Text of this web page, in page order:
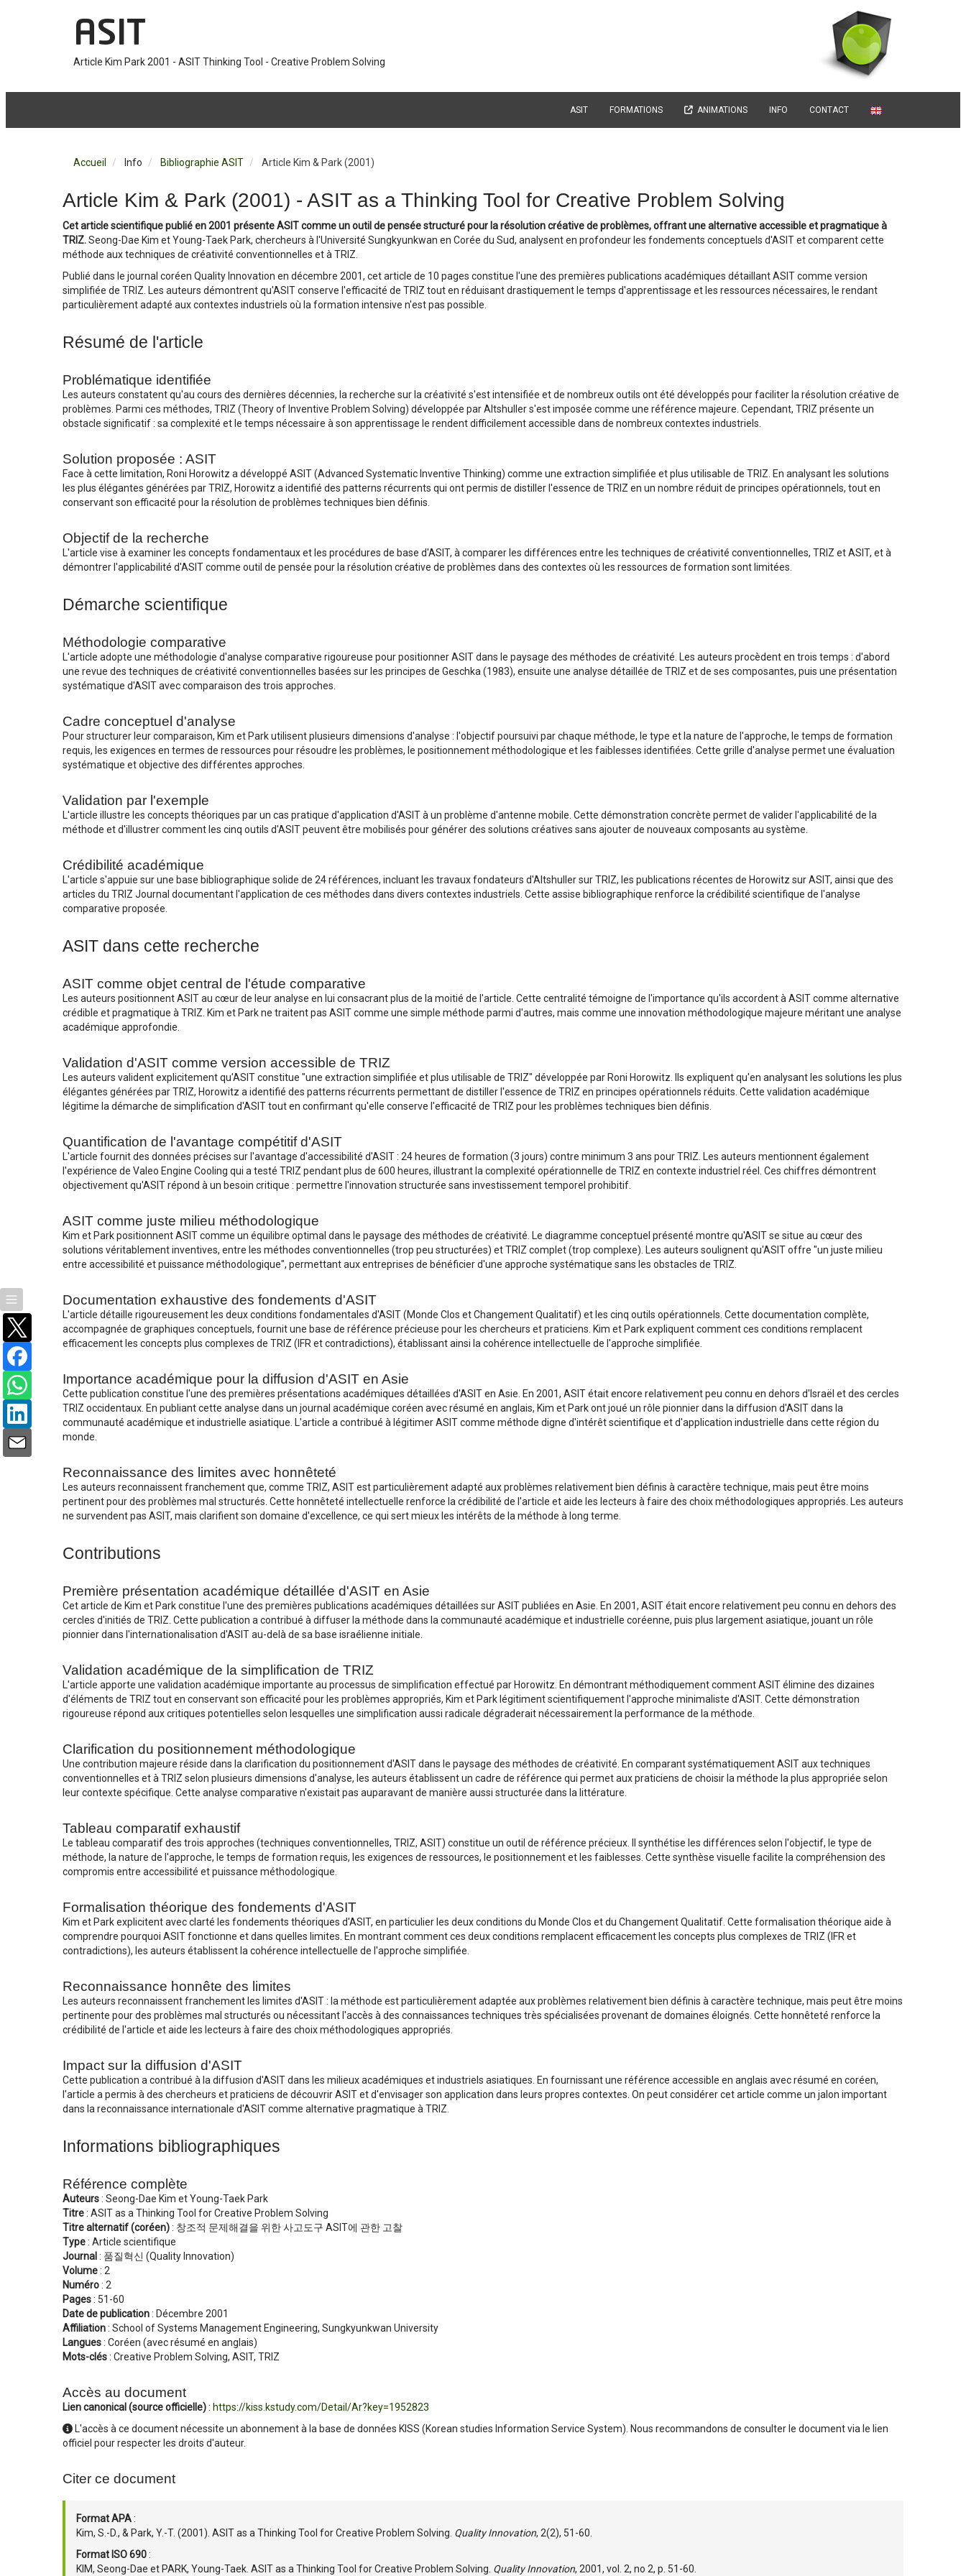
ASIT
Article Kim Park 2001 - ASIT Thinking Tool - Creative Problem Solving
ASIT FORMATIONS ANIMATIONS INFO CONTACT
Accueil Info Bibliographie ASIT Article Kim & Park (2001)
Article Kim & Park (2001) - ASIT as a Thinking Tool for Creative Problem Solving
Cet article scientifique publié en 2001 présente ASIT comme un outil de pensée structuré pour la résolution créative de problèmes, offrant une alternative accessible et pragmatique à
TRIZ.Seong-Dae Kim et Young-Taek Park, chercheurs à l'Université Sungkyunkwan en Corée du Sud, analysent en profondeur les fondements conceptuels d'ASIT et comparent cette
méthode aux techniques de créativité conventionnelles et à TRIZ.
Publié dans le journal coréen Quality Innovation en décembre 2001, cet article de 10 pages constitue l'une des premières publications académiques détaillant ASIT comme version
simplifiée de TRIZ. Les auteurs démontrent qu'ASIT conserve l'efficacité de TRIZ tout en réduisant drastiquement le temps d'apprentissage et les ressources nécessaires, le rendant
particulièrement adapté aux contextes industriels où la formation intensive n'est pas possible.
Résumé de l'article
Problématique identifiée
Les auteurs constatent qu'au cours des dernières décennies, la recherche sur la créativité s'est intensifiée et de nombreux outils ont été développés pour faciliter la résolution créative de
problèmes. Parmi ces méthodes, TRIZ (Theory of Inventive Problem Solving) développée par Altshuller s'est imposée comme une référence majeure. Cependant, TRIZ présente un
obstacle significatif : sa complexité et le temps nécessaire à son apprentissage le rendent difficilement accessible dans de nombreux contextes industriels.
Solution proposée : ASIT
Face à cette limitation, Roni Horowitz a développé ASIT (Advanced Systematic Inventive Thinking) comme une extraction simplifiée et plus utilisable de TRIZ. En analysant les solutions
les plus élégantes générées par TRIZ, Horowitz a identifié des patterns récurrents qui ont permis de distiller l'essence de TRIZ en un nombre réduit de principes opérationnels, tout en
conservant son efficacité pour la résolution de problèmes techniques bien définis.
Objectif de la recherche
L'article vise à examiner les concepts fondamentaux et les procédures de base d'ASIT, à comparer les différences entre les techniques de créativité conventionnelles, TRIZ et ASIT, et à
démontrer l'applicabilité d'ASIT comme outil de pensée pour la résolution créative de problèmes dans des contextes où les ressources de formation sont limitées.
Démarche scientifique
Méthodologie comparative
L'article adopte une méthodologie d'analyse comparative rigoureuse pour positionner ASIT dans le paysage des méthodes de créativité. Les auteurs procèdent en trois temps : d'abord
une revue des techniques de créativité conventionnelles basées sur les principes de Geschka (1983), ensuite une analyse détaillée de TRIZ et de ses composantes, puis une présentation
systématique d'ASIT avec comparaison des trois approches.
Cadre conceptuel d'analyse
Pour structurer leur comparaison, Kim et Park utilisent plusieurs dimensions d'analyse : l'objectif poursuivi par chaque méthode, le type et la nature de l'approche, le temps de formation
requis, les exigences en termes de ressources pour résoudre les problèmes, le positionnement méthodologique et les faiblesses identifiées. Cette grille d'analyse permet une évaluation
systématique et objective des différentes approches.
Validation par l'exemple
L'article illustre les concepts théoriques par un cas pratique d'application d'ASIT à un problème d'antenne mobile. Cette démonstration concrète permet de valider l'applicabilité de la
méthode et d'illustrer comment les cinq outils d'ASIT peuvent être mobilisés pour générer des solutions créatives sans ajouter de nouveaux composants au système.
Crédibilité académique
L'article s'appuie sur une base bibliographique solide de 24 références, incluant les travaux fondateurs d'Altshuller sur TRIZ, les publications récentes de Horowitz sur ASIT, ainsi que des
articles du TRIZ Journal documentant l'application de ces méthodes dans divers contextes industriels. Cette assise bibliographique renforce la crédibilité scientifique de l'analyse
comparative proposée.
ASIT dans cette recherche
ASIT comme objet central de l'étude comparative
Les auteurs positionnent ASIT au cœur de leur analyse en lui consacrant plus de la moitié de l'article. Cette centralité témoigne de l'importance qu'ils accordent à ASIT comme alternative
crédible et pragmatique à TRIZ. Kim et Park ne traitent pas ASIT comme une simple méthode parmi d'autres, mais comme une innovation méthodologique majeure méritant une analyse
académique approfondie.
Validation d'ASIT comme version accessible de TRIZ
Les auteurs valident explicitement qu'ASIT constitue "une extraction simplifiée et plus utilisable de TRIZ" développée par Roni Horowitz. Ils expliquent qu'en analysant les solutions les plus
élégantes générées par TRIZ, Horowitz a identifié des patterns récurrents permettant de distiller l'essence de TRIZ en principes opérationnels réduits. Cette validation académique
légitime la démarche de simplification d'ASIT tout en confirmant qu'elle conserve l'efficacité de TRIZ pour les problèmes techniques bien définis.
Quantification de l'avantage compétitif d'ASIT
L'article fournit des données précises sur l'avantage d'accessibilité d'ASIT : 24 heures de formation (3 jours) contre minimum 3 ans pour TRIZ. Les auteurs mentionnent également
l'expérience de Valeo Engine Cooling qui a testé TRIZ pendant plus de 600 heures, illustrant la complexité opérationnelle de TRIZ en contexte industriel réel. Ces chiffres démontrent
objectivement qu'ASIT répond à un besoin critique : permettre l'innovation structurée sans investissement temporel prohibitif.
ASIT comme juste milieu méthodologique
Kim et Park positionnent ASIT comme un équilibre optimal dans le paysage des méthodes de créativité. Le diagramme conceptuel présenté montre qu'ASIT se situe au cœur des
solutions véritablement inventives, entre les méthodes conventionnelles (trop peu structurées) et TRIZ complet (trop complexe). Les auteurs soulignent qu'ASIT offre "un juste milieu
entre accessibilité et puissance méthodologique", permettant aux entreprises de bénéficier d'une approche systématique sans les obstacles de TRIZ.
Documentation exhaustive des fondements d'ASIT
L'article détaille rigoureusement les deux conditions fondamentales d'ASIT (Monde Clos et Changement Qualitatif) et les cinq outils opérationnels. Cette documentation complète,
accompagnée de graphiques conceptuels, fournit une base de référence précieuse pour les chercheurs et praticiens. Kim et Park expliquent comment ces conditions remplacent
efficacement les concepts plus complexes de TRIZ (IFR et contradictions), établissant ainsi la cohérence intellectuelle de l'approche simplifiée.
Importance académique pour la diffusion d'ASIT en Asie
Cette publication constitue l'une des premières présentations académiques détaillées d'ASIT en Asie. En 2001, ASIT était encore relativement peu connu en dehors d'Israël et des cercles
TRIZ occidentaux. En publiant cette analyse dans un journal académique coréen avec résumé en anglais, Kim et Park ont joué un rôle pionnier dans la diffusion d'ASIT dans la
communauté académique et industrielle asiatique. L'article a contribué à légitimer ASIT comme méthode digne d'intérêt scientifique et d'application industrielle dans cette région du
monde.
Reconnaissance des limites avec honnêteté
Les auteurs reconnaissent franchement que, comme TRIZ, ASIT est particulièrement adapté aux problèmes relativement bien définis à caractère technique, mais peut être moins
pertinent pour des problèmes mal structurés. Cette honnêteté intellectuelle renforce la crédibilité de l'article et aide les lecteurs à faire des choix méthodologiques appropriés. Les auteurs
ne survendent pas ASIT, mais clarifient son domaine d'excellence, ce qui sert mieux les intérêts de la méthode à long terme.
Contributions
Première présentation académique détaillée d'ASIT en Asie
Cet article de Kim et Park constitue l'une des premières publications académiques détaillées sur ASIT publiées en Asie. En 2001, ASIT était encore relativement peu connu en dehors des
cercles d'initiés de TRIZ. Cette publication a contribué à diffuser la méthode dans la communauté académique et industrielle coréenne, puis plus largement asiatique, jouant un rôle
pionnier dans l'internationalisation d'ASIT au-delà de sa base israélienne initiale.
Validation académique de la simplification de TRIZ
L'article apporte une validation académique importante au processus de simplification effectué par Horowitz. En démontrant méthodiquement comment ASIT élimine des dizaines
d'éléments de TRIZ tout en conservant son efficacité pour les problèmes appropriés, Kim et Park légitiment scientifiquement l'approche minimaliste d'ASIT. Cette démonstration
rigoureuse répond aux critiques potentielles selon lesquelles une simplification aussi radicale dégraderait nécessairement la performance de la méthode.
Clarification du positionnement méthodologique
Une contribution majeure réside dans la clarification du positionnement d'ASIT dans le paysage des méthodes de créativité. En comparant systématiquement ASIT aux techniques
conventionnelles et à TRIZ selon plusieurs dimensions d'analyse, les auteurs établissent un cadre de référence qui permet aux praticiens de choisir la méthode la plus appropriée selon
leur contexte spécifique. Cette analyse comparative n'existait pas auparavant de manière aussi structurée dans la littérature.
Tableau comparatif exhaustif
Le tableau comparatif des trois approches (techniques conventionnelles, TRIZ, ASIT) constitue un outil de référence précieux. Il synthétise les différences selon l'objectif, le type de
méthode, la nature de l'approche, le temps de formation requis, les exigences de ressources, le positionnement et les faiblesses. Cette synthèse visuelle facilite la compréhension des
compromis entre accessibilité et puissance méthodologique.
Formalisation théorique des fondements d'ASIT
Kim et Park explicitent avec clarté les fondements théoriques d'ASIT, en particulier les deux conditions du Monde Clos et du Changement Qualitatif. Cette formalisation théorique aide à
comprendre pourquoi ASIT fonctionne et dans quelles limites. En montrant comment ces deux conditions remplacent efficacement les concepts plus complexes de TRIZ (IFR et
contradictions), les auteurs établissent la cohérence intellectuelle de l'approche simplifiée.
Reconnaissance honnête des limites
Les auteurs reconnaissent franchement les limites d'ASIT : la méthode est particulièrement adaptée aux problèmes relativement bien définis à caractère technique, mais peut être moins
pertinente pour des problèmes mal structurés ou nécessitant l'accès à des connaissances techniques très spécialisées provenant de domaines éloignés. Cette honnêteté renforce la
crédibilité de l'article et aide les lecteurs à faire des choix méthodologiques appropriés.
Impact sur la diffusion d'ASIT
Cette publication a contribué à la diffusion d'ASIT dans les milieux académiques et industriels asiatiques. En fournissant une référence accessible en anglais avec résumé en coréen,
l'article a permis à des chercheurs et praticiens de découvrir ASIT et d'envisager son application dans leurs propres contextes. On peut considérer cet article comme un jalon important
dans la reconnaissance internationale d'ASIT comme alternative pragmatique à TRIZ.
Informations bibliographiques
Référence complète
Auteurs: Seong-Dae Kim etYoung-Taek Park
Titre: ASIT as a Thinking Tool for Creative Problem Solving
Titre alternatif (coréen): 창조적 문제해결을 위한 사고도구 ASIT에 관한 고찰
Type: Article scientifique
Journal : 품질혁신 (Quality Innovation)
Volume: 2
Numéro: 2
Pages: 51-60
Date de publication: Décembre 2001
Affiliation: School of Systems Management Engineering, Sungkyunkwan University
Langues: Coréen (avec résumé en anglais)
Mots-clés: Creative Problem Solving, ASIT, TRIZ
Accès au document
Lien canonical (source officielle): https://kiss.kstudy.com/Detail/Ar?key=1952823
L'accès à ce document nécessite un abonnement à la base de données KISS (Korean studies Information Service System). Nous recommandons de consulter le document via le lien
officiel pour respecter les droits d'auteur.
Citer ce document
Format APA :
Kim, S.-D., & Park, Y.-T. (2001). ASIT as a Thinking Tool for Creative Problem Solving. Quality Innovation, 2(2), 51-60.
Format ISO 690 :
KIM, Seong-Dae et PARK, Young-Taek. ASIT as a Thinking Tool for Creative Problem Solving. Quality Innovation, 2001, vol. 2, no 2, p. 51-60.